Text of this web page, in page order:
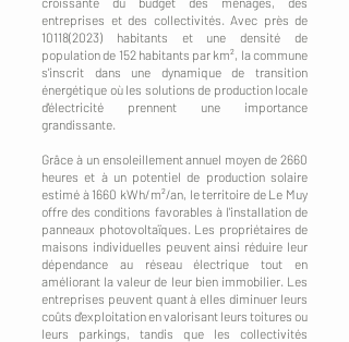
entreprises et des collectivités. Avec près de
10118(2023) habitants et une densité de
population de 152 habitants par km², la commune
s'inscrit dans une dynamique de transition
énergétique où les solutions de production locale
d'électricité prennent une importance
grandissante.
Grâce à un ensoleillement annuel moyen de 2660
heures et à un potentiel de production solaire
estimé à 1660 kWh/m²/an, le territoire de Le Muy
offre des conditions favorables à l'installation de
panneaux photovoltaïques. Les propriétaires de
maisons individuelles peuvent ainsi réduire leur
dépendance au réseau électrique tout en
améliorant la valeur de leur bien immobilier. Les
entreprises peuvent quant à elles diminuer leurs
coûts d'exploitation en valorisant leurs toitures ou
leurs parkings, tandis que les collectivités